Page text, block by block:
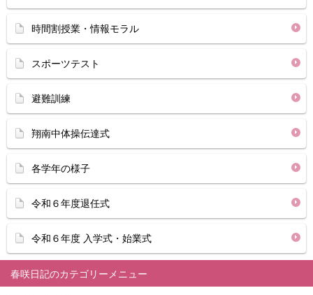
春咲日記
時間割授業・情報モラル
スポーツテスト
避難訓練
翔南中体操伝達式
各学年の様子
令和６年度退任式
令和６年度 入学式・始業式